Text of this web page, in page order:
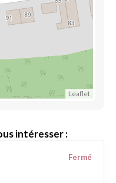
Leaflet
intéresser :
Fermé